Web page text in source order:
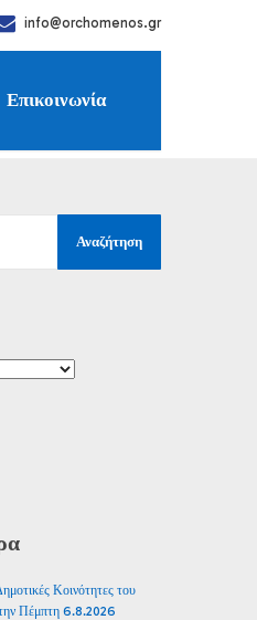
info@orchomenos.gr
Επικοινωνία
Κοινότητες του
Πέμπτη 6.8.2026